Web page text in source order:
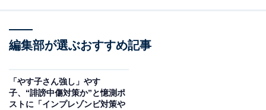
編集部が選ぶおすすめ記事
「やす子さん強し」やす
子、“誹謗中傷対策か”と憶測ポ
ストに「インプレゾンビ対策や